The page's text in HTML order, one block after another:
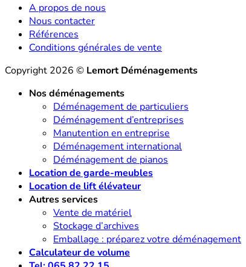
A propos de nous
Nous contacter
Références
Conditions générales de vente
Copyright 2026 © Lemort Déménagements
Nos déménagements
Déménagement de particuliers
Déménagement d’entreprises
Manutention en entreprise
Déménagement international
Déménagement de pianos
Location de garde-meubles
Location de lift élévateur
Autres services
Vente de matériel
Stockage d’archives
Emballage : préparez votre déménagement
Calculateur de volume